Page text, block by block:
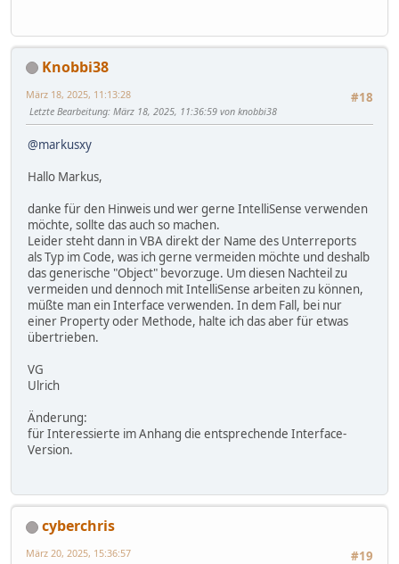
Knobbi38
#18
März 18, 2025, 11:13:28
Letzte Bearbeitung: März 18, 2025, 11:36:59 von knobbi38
@markusxy
Hallo Markus,
danke für den Hinweis und wer gerne IntelliSense verwenden
möchte, sollte das auch so machen.
Leider steht dann in VBA direkt der Name des Unterreports
als Typ im Code, was ich gerne vermeiden möchte und deshalb
das generische "Object" bevorzuge. Um diesen Nachteil zu
vermeiden und dennoch mit IntelliSense arbeiten zu können,
müßte man ein Interface verwenden. In dem Fall, bei nur
einer Property oder Methode, halte ich das aber für etwas
übertrieben.
VG
Ulrich
Änderung:
für Interessierte im Anhang die entsprechende Interface-
Version.
cyberchris
#19
März 20, 2025, 15:36:57